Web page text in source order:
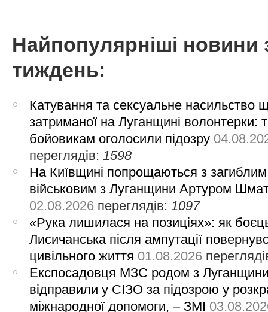
Найпопулярніші новини
тиждень:
Катування та сексуальне насильство
затриманої на Луганщині волонтерки:
бойовикам оголосили підозру
переглядів: 1598
На Київщині попрощаються з загиблим
військовим з Луганщини Артуром
02.08.2026 переглядів: 1097
«Рука лишилася на позиціях»: як
Лисичанська після ампутації
цивільного життя 01.08.2026
Експосадовця МЗС родом з
відправили у СІЗО за підозрою у
міжнародної допомоги, – ЗМІ